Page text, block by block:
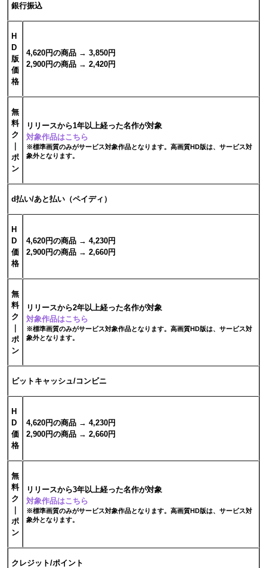
銀行振込
H
D
版
価
格
4,620円の商品 → 3,850円
2,900円の商品 → 2,420円
無
料
ク
ポ
ン
リリースから1年以上経った名作が対象
対象作品はこちら
※標準画質のみがサービス対象作品となります。高画質HD版は、サービス対
象外となります。
d払い/あと払い（ペイディ）
H
D
価
格
4,620円の商品 → 4,230円
2,900円の商品 → 2,660円
無
料
ク
ポ
ン
リリースから2年以上経った名作が対象
対象作品はこちら
※標準画質のみがサービス対象作品となります。高画質HD版は、サービス対
象外となります。
ビットキャッシュ/コンビニ
H
D
価
格
4,620円の商品 → 4,230円
2,900円の商品 → 2,660円
無
料
ク
ポ
ン
リリースから3年以上経った名作が対象
対象作品はこちら
※標準画質のみがサービス対象作品となります。高画質HD版は、サービス対
象外となります。
クレジット/ポイント